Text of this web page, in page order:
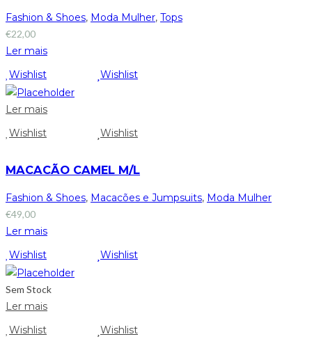
Fashion & Shoes, Moda Mulher, Tops
€22,00
Ler mais
Wishlist
Wishlist
Ler mais
Wishlist
Wishlist
MACACÃO CAMEL M/L
Fashion & Shoes, Macacões e Jumpsuits, Moda Mulher
€49,00
Ler mais
Wishlist
Wishlist
Sem Stock
Ler mais
Wishlist
Wishlist